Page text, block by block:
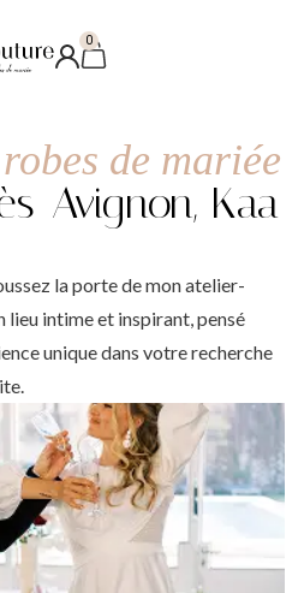
0
de mariée
Avignon, Kaa
la porte de mon atelier-
intime et inspirant, pensé
unique dans votre recherche